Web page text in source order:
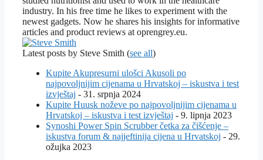
industry. In his free time he likes to experiment with the
newest gadgets. Now he shares his insights for informative
articles and product reviews at oprengrey.eu.
Latest posts by Steve Smith (see all)
Kupite Akupresurni ulošci Akusoli po
najpovoljnijim cijenama u Hrvatskoj – iskustva i test
izvještaj - 31. srpnja 2024
Kupite Huusk noževe po najpovoljnijim cijenama u
Hrvatskoj – iskustva i test izvještaj - 9. lipnja 2023
Synoshi Power Spin Scrubber četka za čišćenje –
iskustva forum & najjeftinija cijena u Hrvatskoj - 29.
ožujka 2023